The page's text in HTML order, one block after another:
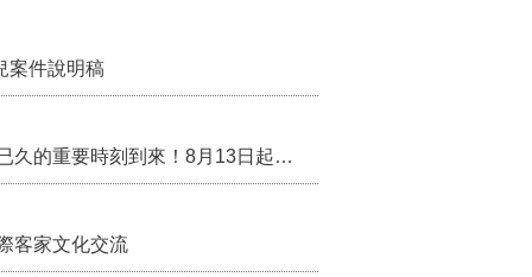
案件說明稿
行政院核定西拉雅族為平埔原住民族群 盼望已久的重要時刻到來！8月13日起受理民族成員名冊登記
客家文化交流